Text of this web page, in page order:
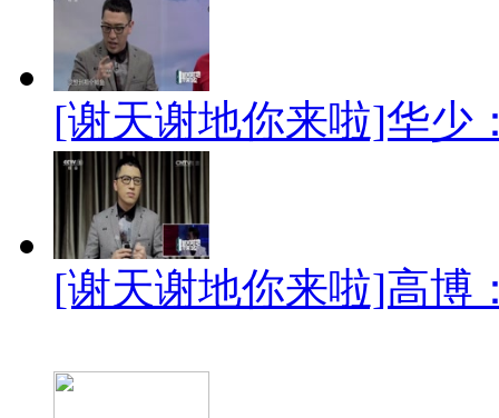
[谢天谢地你来啦]华少
[谢天谢地你来啦]高博